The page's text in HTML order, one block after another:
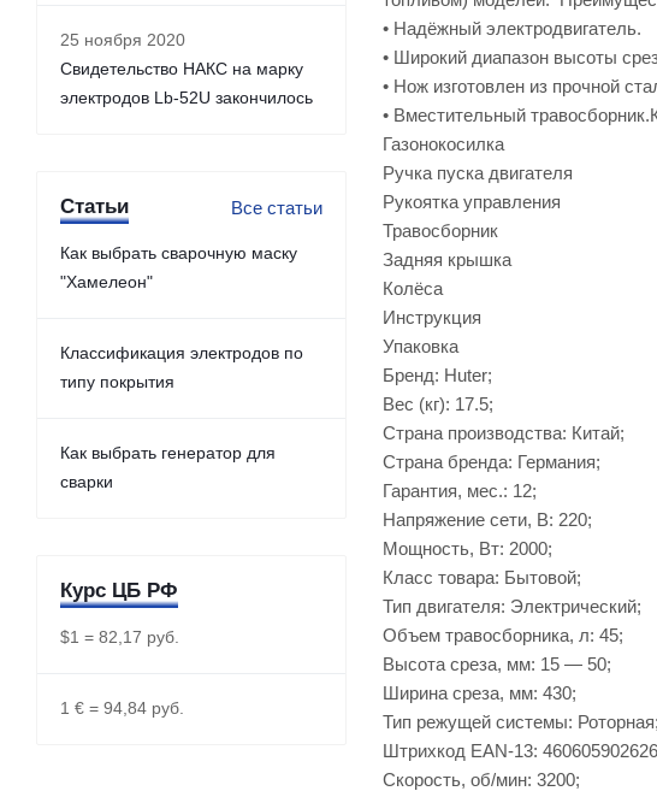
• Надёжный электродвигатель.
• Широкий диапазон высоты
• Нож изготовлен из прочной
• Вместительный
Газонокосилка
Ручка пуска двигателя
Рукоятка управления
Травосборник
Задняя крышка
Колёса
Инструкция
Упаковка
Бренд: Huter;
Вес (кг): 17.5;
Страна производства: Китай;
Страна бренда: Германия;
Гарантия, мес.: 12;
Напряжение сети, В: 220;
Мощность, Вт: 2000;
Класс товара: Бытовой;
Тип двигателя: Электрический;
Объем травосборника, л: 45;
Высота среза, мм: 15 — 50;
Ширина среза, мм: 430;
Тип режущей системы: Роторная;
Штрихкод EAN-13:
Скорость, об/мин: 3200;
25 ноября 2020
Свидетельство НАКС на марку
электродов Lb-52U закончилось
Статьи Все статьи
Как выбрать сварочную маску
"Хамелеон"
Классификация электродов по
типу покрытия
Как выбрать генератор для
сварки
Курс ЦБ РФ
$1 = 82,17 руб.
1 € = 94,84 руб.